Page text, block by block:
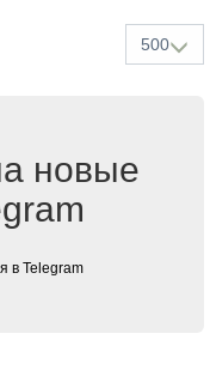
500
новые
в Telegram